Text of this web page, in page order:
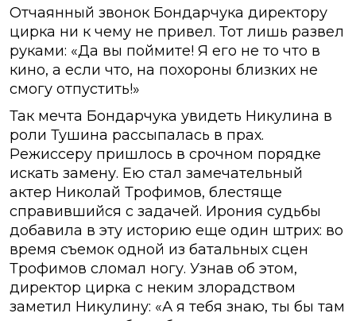
Отчаянный звонок Бондарчука директору
цирка ни к чему не привел. Тот лишь развел
руками: «Да вы поймите! Я его не то что в
кино, а если что, на похороны близких не
смогу отпустить!»
Так мечта Бондарчука увидеть Никулина в
роли Тушина рассыпалась в прах.
Режиссеру пришлось в срочном порядке
искать замену. Ею стал замечательный
актер Николай Трофимов, блестяще
справившийся с задачей. Ирония судьбы
добавила в эту историю еще один штрих: во
время съемок одной из батальных сцен
Трофимов сломал ногу. Узнав об этом,
директор цирка с неким злорадством
заметил Никулину: «А я тебя знаю, ты бы там